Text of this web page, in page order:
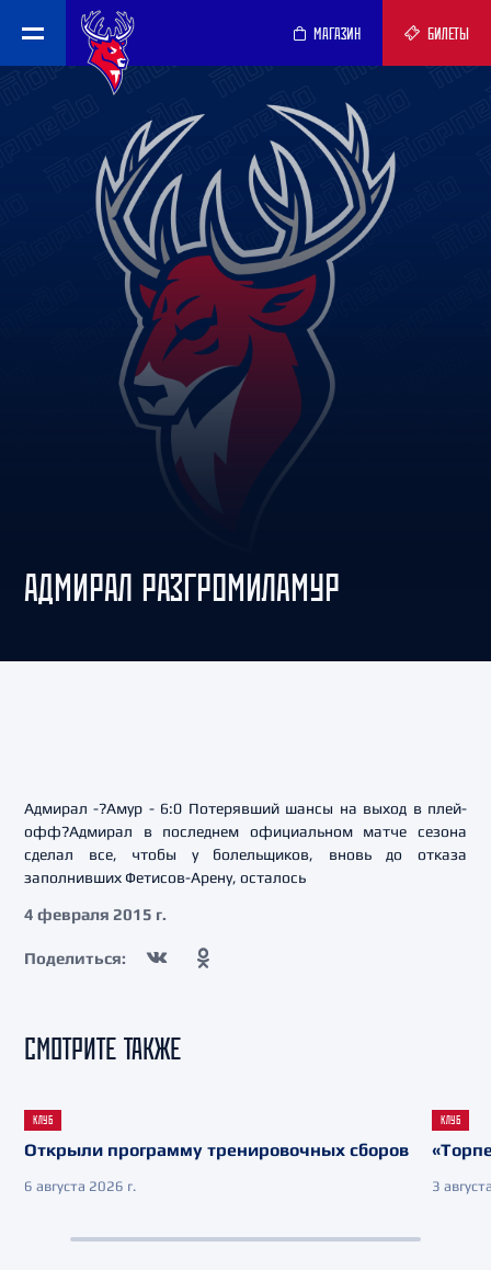
МАГАЗИН БИЛЕТЫ
АДМИРАЛ РАЗГРОМИЛАМУР
Адмирал -?Амур - 6:0 Потерявший шансы на выход в плей-
офф?Адмирал в последнем официальном матче сезона
сделал все, чтобы у болельщиков, вновь до отказа
заполнивших Фетисов-Арену, осталось
4 февраля 2015 г.
Поделиться:
СМОТРИТЕ ТАКЖЕ
КЛУБ
Открыли программу тренировочных сборов
6 августа 2026 г.
КЛУБ
3